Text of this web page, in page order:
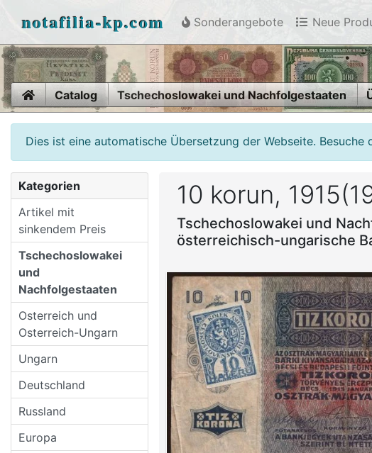
notafilia-kp.com Sonderangebote Neue
HomeCatalog Tschechoslowakei und Nachfolgestaaten
Dies ist eine automatische Übersetzung der Webseite.
Kategorien
Artikel mit
sinkendem Preis
Tschechoslowakei
und
Nachfolgestaaten
Osterreich und
Osterreich-Ungarn
Ungarn
Deutschland
Russland
Europa
10 korun,
Tschechoslowakei und
österreichisch-ungarische